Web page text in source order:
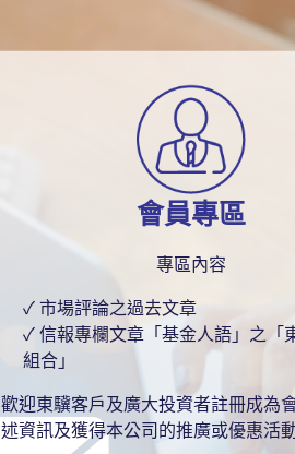
會員專區
專區內容
市場評論之過去文章
信報專欄文章「基金人語」之「
組合」
歡迎東驥客戶及廣大投資者註冊成為
述資訊及獲得本公司的推廣或優惠活